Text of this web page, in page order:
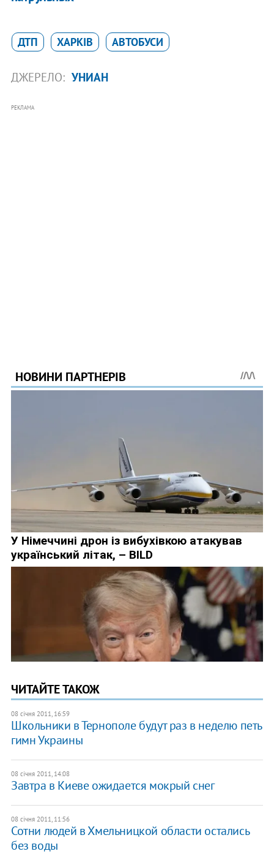
ДТП ХАРКІВ АВТОБУСИ
ДЖЕРЕЛО: УНИАН
РЕКЛАМА
ЧИТАЙТЕ ТАКОЖ
08 січня 2011, 16:59
Школьники в Тернополе будут раз в неделю петь
гимн Украины
08 січня 2011, 14:08
Завтра в Киеве ожидается мокрый снег
08 січня 2011, 11:56
Сотни людей в Хмельницкой области остались
без воды